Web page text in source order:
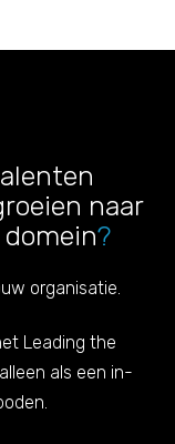
naar
?
organisatie.
Leading the
als een in-